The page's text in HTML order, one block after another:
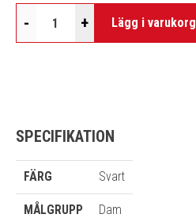
- + Lägg i varukorg
SPECIFIKATION
FÄRG Svart
MÅLGRUPP Dam